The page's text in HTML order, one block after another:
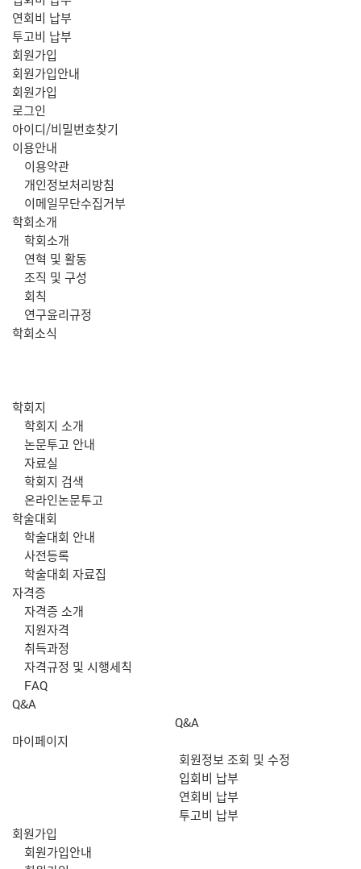
연회비 납부
투고비 납부
회원가입
회원가입안내
회원가입
로그인
아이디/비밀번호찾기
주
뉴
이용안내
이용약관
개인정보처리방침
이메일무단수집거부
학회소개
학회소개
연혁 및 활동
조직 및 구성
회칙
연구윤리규정
학회소식
학회지
학회지 소개
논문투고 안내
자료실
학회지 검색
온라인논문투고
학술대회
학술대회 안내
사전등록
학술대회 자료집
자격증
자격증 소개
지원자격
취득과정
자격규정 및 시행세칙
FAQ
Q&A
Q&A
마이페이지
회원정보 조회 및 수정
입회비 납부
연회비 납부
투고비 납부
회원가입
회원가입안내